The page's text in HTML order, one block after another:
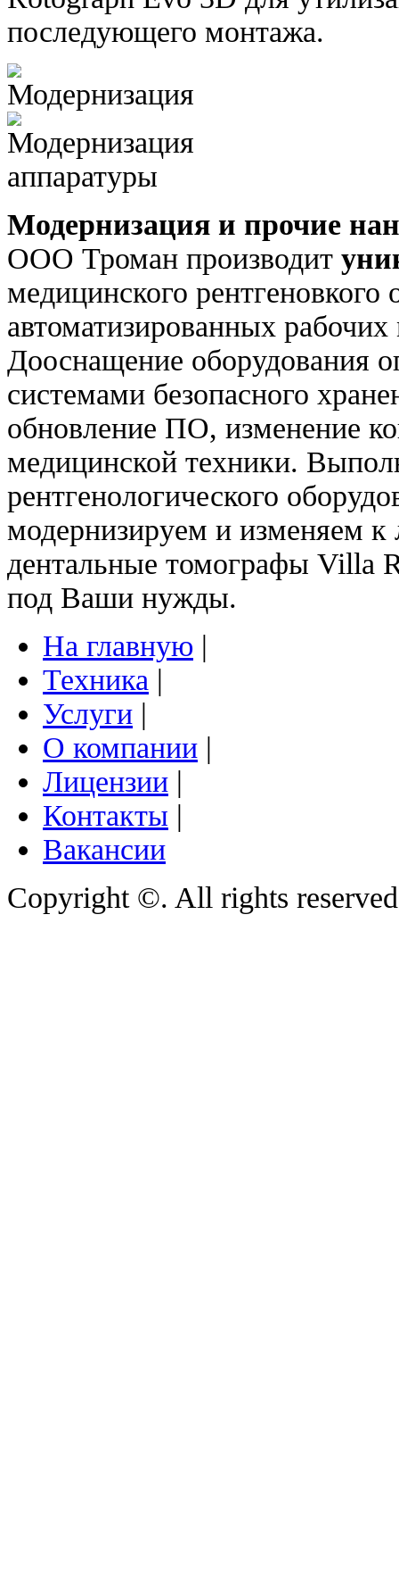
последующего монтажа.
Модернизация и прочие
ООО Троман производит
медицинского рентгеновкого
автоматизированных
Дооснащение оборудования
системами безопасного
обновление ПО, изменение
медицинской техники.
рентгенологического
модернизируем и изменяем
дентальные томографы Villa
под Ваши нужды.
На главную |
Техника |
Услуги |
О компании |
Лицензии |
Контакты |
Вакансии
Copyright ©. All rights